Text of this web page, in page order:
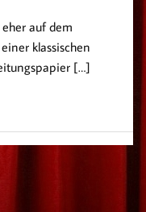
auf dem
klassischen
[…]